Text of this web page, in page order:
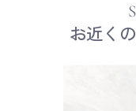
お近く